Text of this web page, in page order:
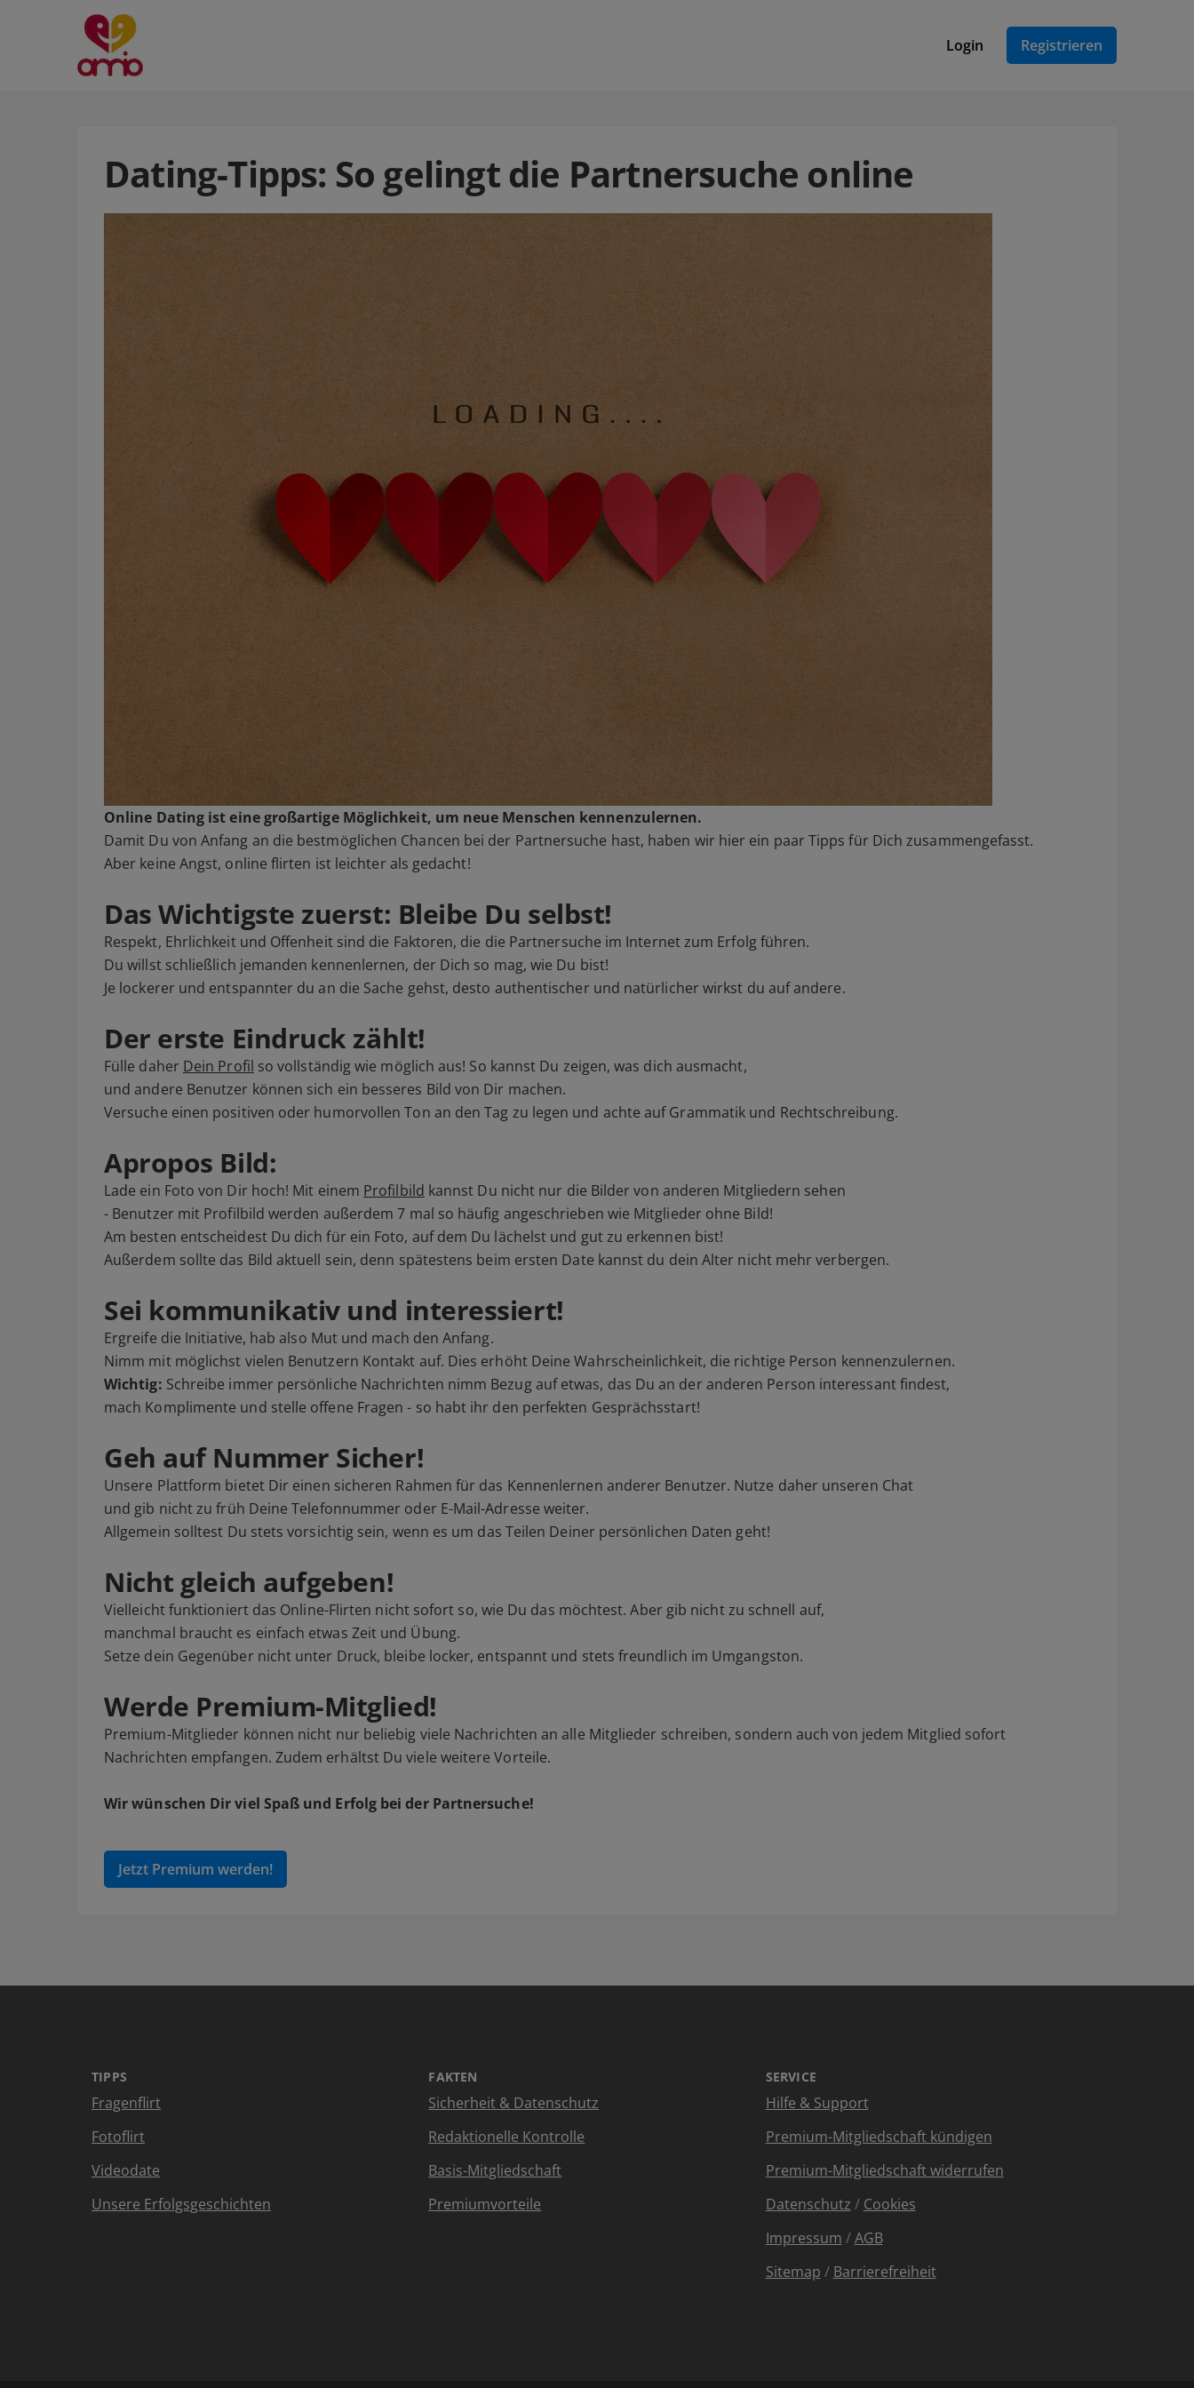
Login Registrieren
Dating-Tipps: So gelingt die Partnersuche online
Online Dating ist eine großartige Möglichkeit, um neue Menschen kennenzulernen.
Damit Du von Anfang an die bestmöglichen Chancen bei der Partnersuche hast, haben wir hier ein paar Tipps für Dich zusammengefasst.
Aber keine Angst, online flirten ist leichter als gedacht!
Das Wichtigste zuerst: Bleibe Du selbst!
Respekt, Ehrlichkeit und Offenheit sind die Faktoren, die die Partnersuche im Internet zum Erfolg führen.
Du willst schließlich jemanden kennenlernen, der Dich so mag, wie Du bist!
Je lockerer und entspannter du an die Sache gehst, desto authentischer und natürlicher wirkst du auf andere.
Der erste Eindruck zählt!
Fülle daher Dein Profil so vollständig wie möglich aus! So kannst Du zeigen, was dich ausmacht,
und andere Benutzer können sich ein besseres Bild von Dir machen.
Versuche einen positiven oder humorvollen Ton an den Tag zu legen und achte auf Grammatik und Rechtschreibung.
Apropos Bild:
Lade ein Foto von Dir hoch! Mit einem Profilbild kannst Du nicht nur die Bilder von anderen Mitgliedern sehen
- Benutzer mit Profilbild werden außerdem 7 mal so häufig angeschrieben wie Mitglieder ohne Bild!
Am besten entscheidest Du dich für ein Foto, auf dem Du lächelst und gut zu erkennen bist!
Außerdem sollte das Bild aktuell sein, denn spätestens beim ersten Date kannst du dein Alter nicht mehr verbergen.
Sei kommunikativ und interessiert!
Ergreife die Initiative, hab also Mut und mach den Anfang.
Nimm mit möglichst vielen Benutzern Kontakt auf. Dies erhöht Deine Wahrscheinlichkeit, die richtige Person kennenzulernen.
Wichtig: Schreibe immer persönliche Nachrichten nimm Bezug auf etwas, das Du an der anderen Person interessant findest,
mach Komplimente und stelle offene Fragen - so habt ihr den perfekten Gesprächsstart!
Geh auf Nummer Sicher!
Unsere Plattform bietet Dir einen sicheren Rahmen für das Kennenlernen anderer Benutzer. Nutze daher unseren Chat
und gib nicht zu früh Deine Telefonnummer oder E-Mail-Adresse weiter.
Allgemein solltest Du stets vorsichtig sein, wenn es um das Teilen Deiner persönlichen Daten geht!
Nicht gleich aufgeben!
Vielleicht funktioniert das Online-Flirten nicht sofort so, wie Du das möchtest. Aber gib nicht zu schnell auf,
manchmal braucht es einfach etwas Zeit und Übung.
Setze dein Gegenüber nicht unter Druck, bleibe locker, entspannt und stets freundlich im Umgangston.
Werde Premium-Mitglied!
Premium-Mitglieder können nicht nur beliebig viele Nachrichten an alle Mitglieder schreiben, sondern auch von jedem Mitglied sofort
Nachrichten empfangen. Zudem erhältst Du viele weitere Vorteile.
Wir wünschen Dir viel Spaß und Erfolg bei der Partnersuche!
Jetzt Premium werden!
TIPPS
Fragenflirt
Fotoflirt
Videodate
Unsere Erfolgsgeschichten
FAKTEN
Sicherheit & Datenschutz
Redaktionelle Kontrolle
Basis-Mitgliedschaft
Premiumvorteile
SERVICE
Hilfe & Support
Premium-Mitgliedschaft kündigen
Premium-Mitgliedschaft widerrufen
Datenschutz / Cookies
Impressum /AGB
Sitemap / Barrierefreiheit